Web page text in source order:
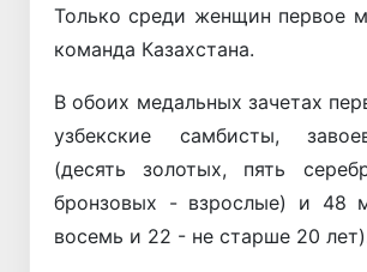
Только среди женщин первое
команда Казахстана.
В обоих медальных зачетах
узбекские самбисты,
(десять золотых, пять
бронзовых - взрослые) и 48
восемь и 22 - не старше 20